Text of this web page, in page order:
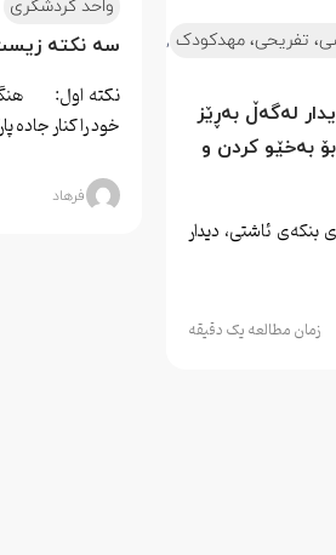
تفریحی، مهدکودک ,
لەگەڵ بەڕێز
بەخێو کردن و
ئەوڕۆی بنکەی ئاشتی، دیدار
زمان مطالعه یک دقیقه
واحد گردشگری
سه نکته زیست
نکته اول:
خود را کنار جاده
فرهاد